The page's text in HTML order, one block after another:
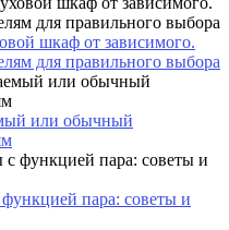
шкаф от зависимого.
для правильного выбора
или обычный
пара: советы и